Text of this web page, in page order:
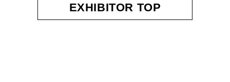
EXHIBITOR TOP